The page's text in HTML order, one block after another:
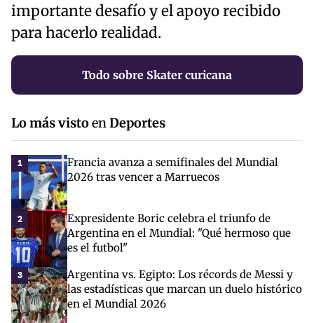
importante desafío y el apoyo recibido
para hacerlo realidad.
Todo sobre Skater curicana
Lo más vistoenDeportes
1
Francia avanza a semifinales del Mundial
2026 tras vencer a Marruecos
2
Expresidente Boric celebra el triunfo de
Argentina en el Mundial: "Qué hermoso que
es el futbol"
3
Argentina vs. Egipto: Los récords de Messi y
las estadísticas que marcan un duelo histórico
en el Mundial 2026